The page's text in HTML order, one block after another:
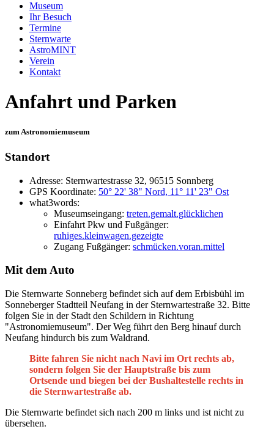
Museum
Ihr Besuch
Termine
Sternwarte
AstroMINT
Verein
Kontakt
Anfahrt und Parken
zum Astronomiemuseum
Standort
Adresse: Sternwartestrasse 32, 96515 Sonnberg
GPS Koordinate: 50° 22' 38" Nord, 11° 11' 23" Ost
what3words:
Museumseingang: treten.gemalt.glücklichen
Einfahrt Pkw und Fußgänger:
ruhiges.kleinwagen.gezeigte
Zugang Fußgänger: schmücken.voran.mittel
Mit dem Auto
Die Sternwarte Sonneberg befindet sich auf dem Erbisbühl im
Sonneberger Stadtteil Neufang in der Sternwartestraße 32. Bitte
folgen Sie in der Stadt den Schildern in Richtung
"Astronomiemuseum". Der Weg führt den Berg hinauf durch
Neufang hindurch bis zum Waldrand.
Bitte fahren Sie nicht nach Navi im Ort rechts ab,
sondern folgen Sie der Hauptstraße bis zum
Ortsende und biegen bei der Bushaltestelle rechts in
die Sternwartestraße ab.
Die Sternwarte befindet sich nach 200 m links und ist nicht zu
übersehen.